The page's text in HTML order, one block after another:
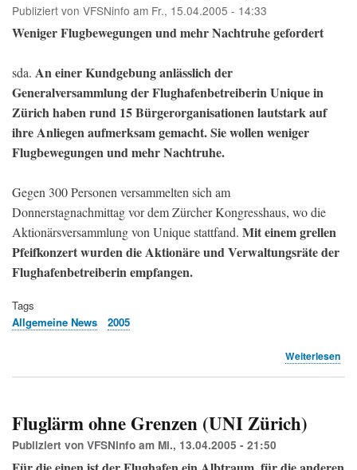
Publiziert von VFSNinfo am Fr., 15.04.2005 - 14:33
Weniger Flugbewegungen und mehr Nachtruhe gefordert
sda. An einer Kundgebung anlässlich der
Generalversammlung der Flughafenbetreiberin Unique in
Zürich haben rund 15 Bürgerorganisationen lautstark auf
ihre Anliegen aufmerksam gemacht. Sie wollen weniger
Flugbewegungen und mehr Nachtruhe.
Gegen 300 Personen versammelten sich am
Donnerstagnachmittag vor dem Zürcher Kongresshaus, wo die
Aktionärsversammlung von Unique stattfand. Mit einem grellen
Pfeifkonzert wurden die Aktionäre und Verwaltungsräte der
Flughafenbetreiberin empfangen.
Tags
Allgemeine News
2005
Weiterlesen
Fluglärm ohne Grenzen (UNI Zürich)
Publiziert von VFSNinfo am Mi., 13.04.2005 - 21:50